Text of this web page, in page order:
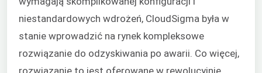
niestandardowych wdrożeń, CloudSigma była w
stanie wprowadzić na rynek kompleksowe
rozwiązanie do odzyskiwania po awarii. Co więcej,